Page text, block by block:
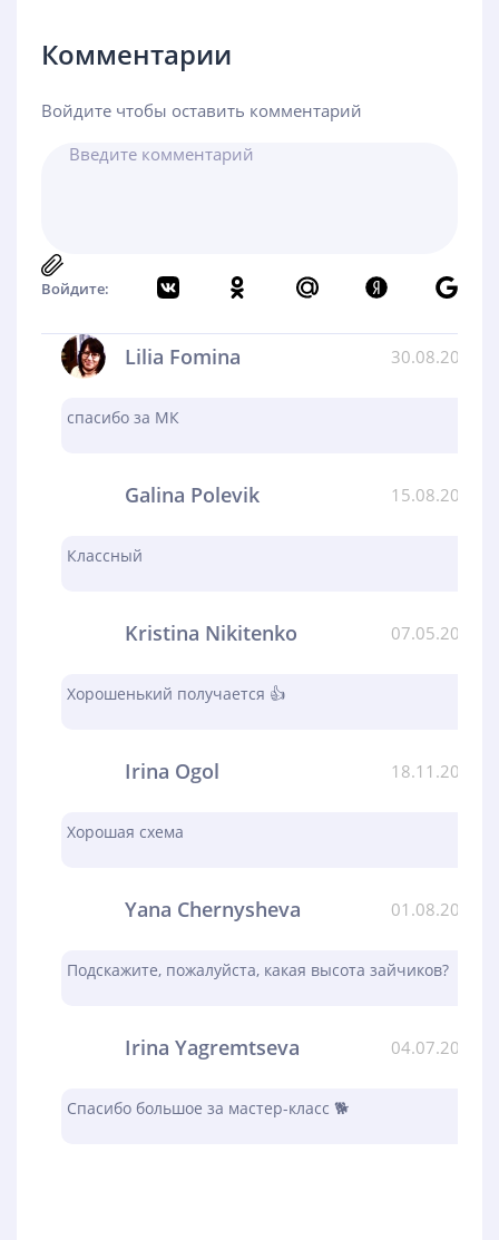
Комментарии
Войдите чтобы оставить комментарий
Войдите:
Lilia Fomina 30.08.2024
спасибо за МК
Galina Polevik 15.08.2024
Классный
Kristina Nikitenko 07.05.2024
Хорошенький получается 👍
Irina Ogol 18.11.2023
Хорошая схема
Yana Chernysheva 01.08.2023
Подскажите, пожалуйста, какая высота зайчиков?
Irina Yagremtseva 04.07.2023
Спасибо большое за мастер-класс 🐕